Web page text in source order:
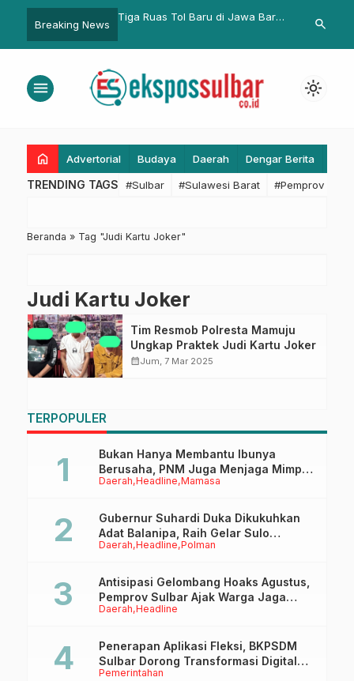
Breaking News
Ranperda Gizi
Tiga Ruas Tol Baru di Jawa Barat
4.500 personel gabungan
Libursearch
menu light_mode
home Advertorial Budaya Daerah Dengar Berita
TRENDING TAGS #Sulbar #Sulawesi Barat #Pemprov
Beranda » Tag "Judi Kartu Joker"
Judi Kartu Joker
Tim Resmob Polresta Mamuju
Ungkap Praktek Judi Kartu Joker
calendar_monthJum, 7 Mar 2025
TERPOPULER
Daerah Headline Mamasa
Bukan Hanya Membantu Ibunya
Berusaha, PNM Juga Menjaga Mimpi
Anaknya Untuk Menggapai Cita-Cita
Daerah Headline Polman
Gubernur Suhardi Duka Dikukuhkan
Adat Balanipa, Raih Gelar Sulo
Tappidena
Daerah Headline
Antisipasi Gelombang Hoaks Agustus,
Pemprov Sulbar Ajak Warga Jaga
Ruang Digital
Pemerintahan
Penerapan Aplikasi Fleksi, BKPSDM
Sulbar Dorong Transformasi Digital
Sistem Kehadiran ASN